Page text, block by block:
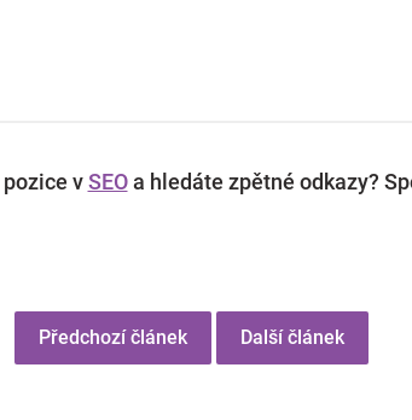
vSEOa hledáte zpětné odkazy?
Předchozí článek Další článek